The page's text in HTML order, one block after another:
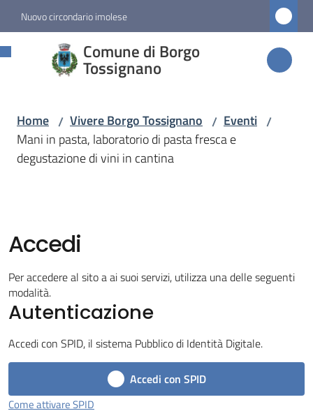
Vai al contenuto
Vai alla navigazione
Vai al footer
Nuovo circondario imolese
Comune di Borgo
Tossignano
Comune di
Borgo
Amministrazione
Vivere
Borgo
Tossignano
Home / Vivere Borgo Tossignano / Eventi /
Mani in pasta, laboratorio di pasta fresca e
degustazione di vini in cantina
Accedi
Per accedere al sito a ai suoi servizi, utilizza una delle seguenti
modalità.
Autenticazione
Accedi con SPID, il sistema Pubblico di Identità Digitale.
Accedi con SPID
Come attivare SPID